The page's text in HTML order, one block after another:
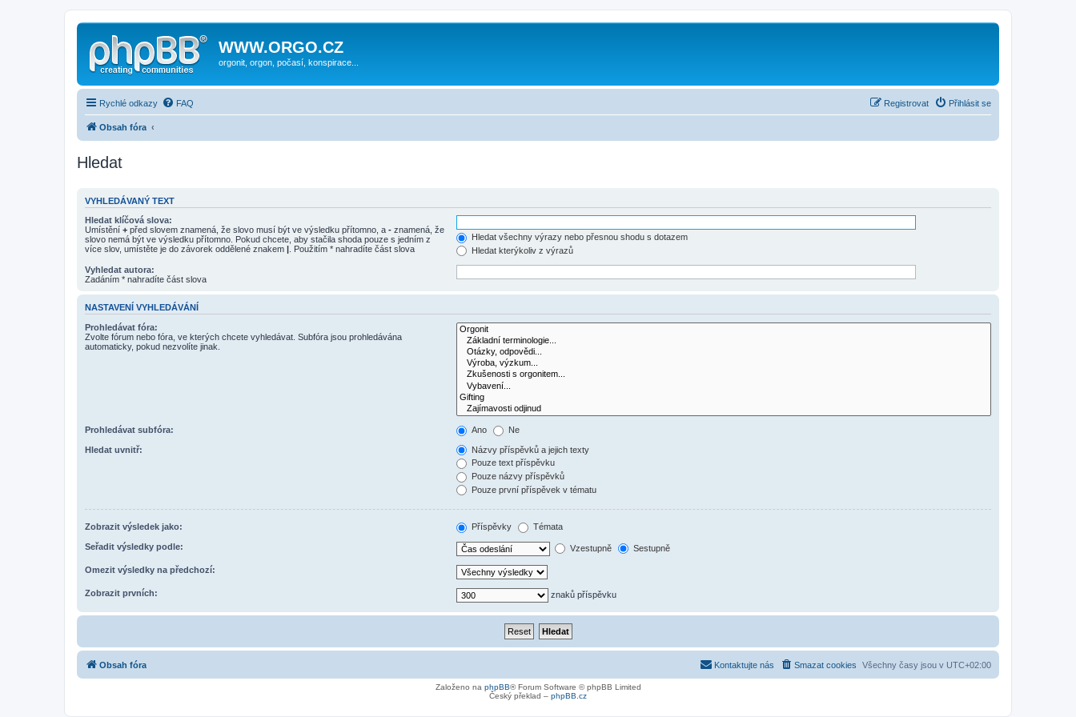
WWW.ORGO.CZ
orgonit, orgon, počasí, konspirace...
Rychlé odkazy FAQ Přihlásit se
Registrovat
Obsah fóra
Hledat
VYHLEDÁVANÝ TEXT
Hledat klíčová slova:
Umístění + před slovem znamená, že slovo musí být ve výsledku přítomno, a - znamená, že
slovo nemá být ve výsledku přítomno. Pokud chcete, aby stačila shoda pouze s jedním z
více slov, umístěte je do závorek oddělené znakem | . Použitím * nahradíte část slova
Hledat všechny výrazy nebo přesnou shodu s dotazem
Hledat kterýkoliv z výrazů
Vyhledat autora:
Zadáním * nahradíte část slova
NASTAVENÍ VYHLEDÁVÁNÍ
Prohledávat fóra:
Zvolte fórum nebo fóra, ve kterých chcete vyhledávat. Subfóra jsou prohledávána
automaticky, pokud nezvolíte jinak.
Prohledávat subfóra: Ano Ne
Hledat uvnitř:
Názvy příspěvků a jejich texty
Pouze text příspěvku
Pouze názvy příspěvků
Pouze první příspěvek v tématu
Zobrazit výsledek jako: Příspěvky Témata
Seřadit výsledky podle: Vzestupně Sestupně
Omezit výsledky na předchozí:
Zobrazit prvních: znaků příspěvku
Obsah fóra Všechny časy jsou v UTC+02:00
Smazat cookies
Kontaktujte nás
Založeno na phpBB® Forum Software © phpBB Limited
Český překlad – phpBB.cz